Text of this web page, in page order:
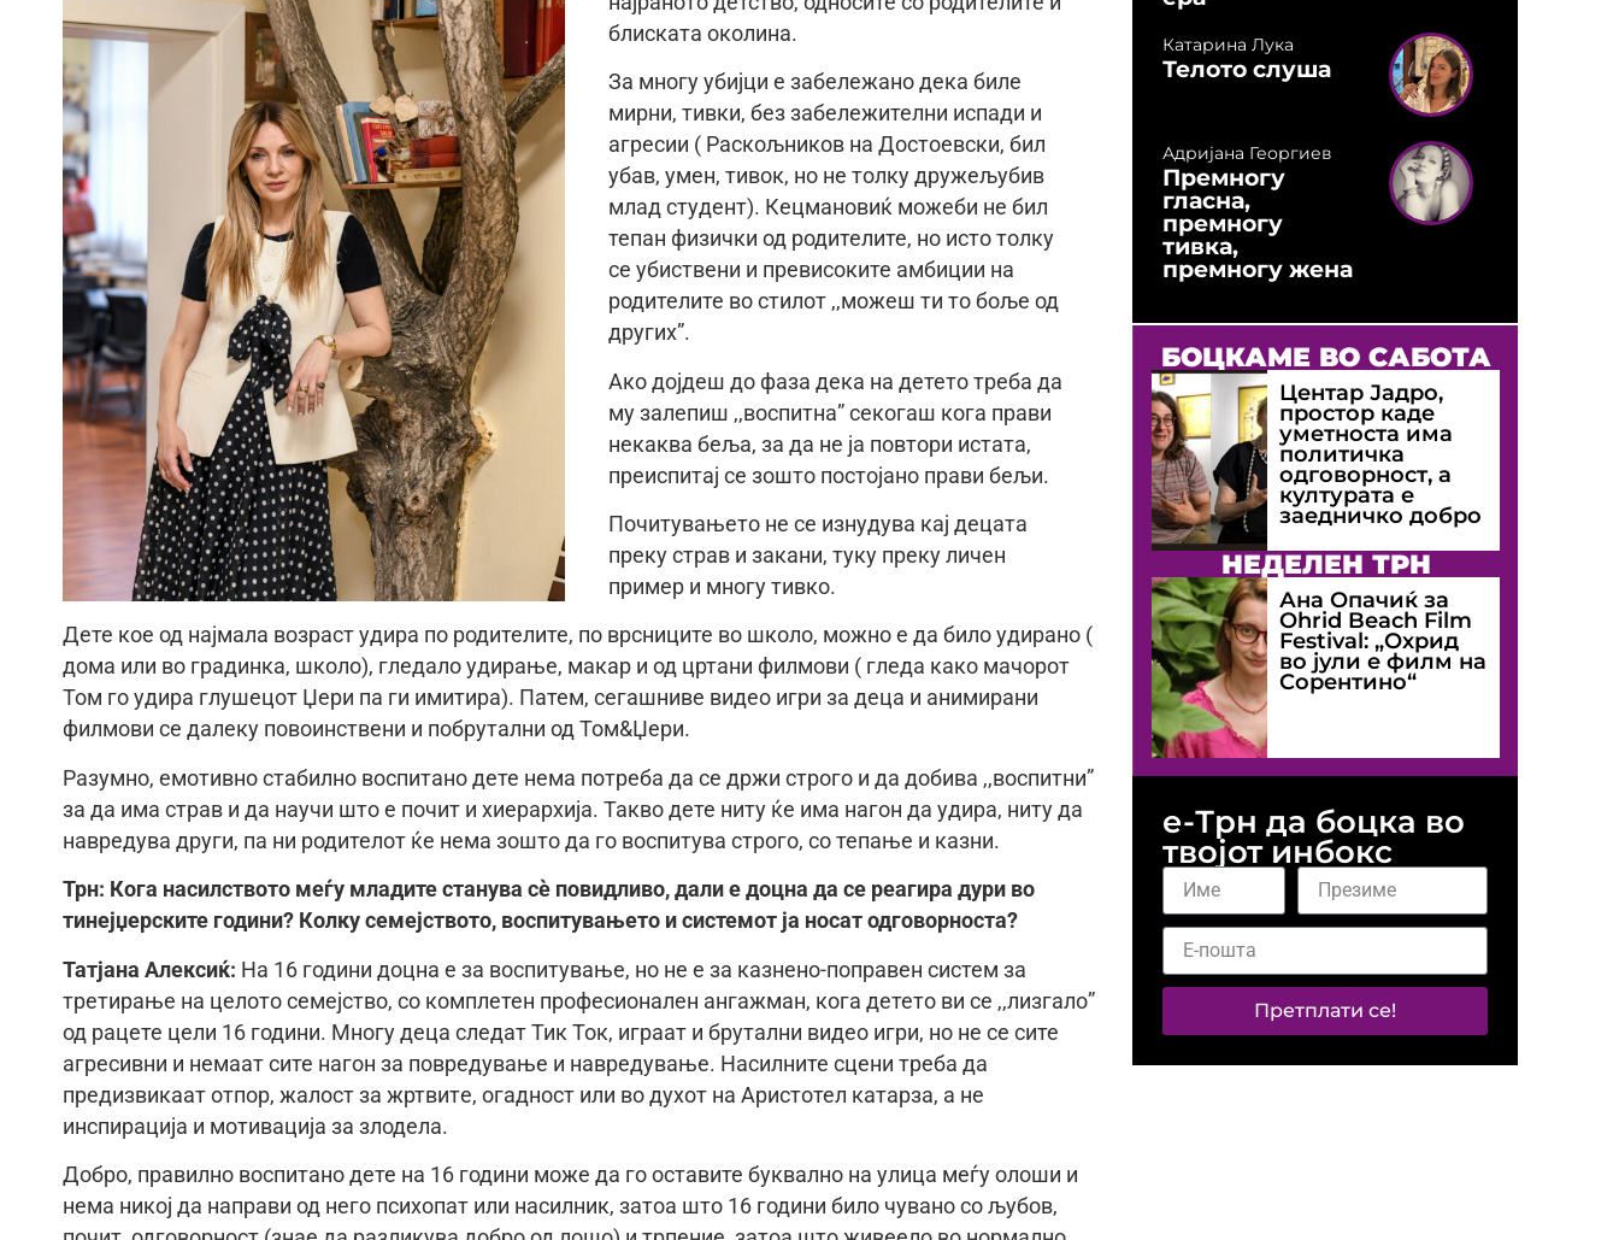
блиската околина.
За многу убијци е забележано дека биле
мирни, тивки, без забележителни испади и
агресии ( Раскољников на Достоевски, бил
убав, умен, тивок, но не толку дружељубив
млад студент). Кецмановиќ можеби не бил
тепан физички од родителите, но исто толку
се убиствени и превисоките амбиции на
родителите во стилот ,,можеш ти то боље од
других”.
Ако дојдеш до фаза дека на детето треба да
му залепиш ,,воспитна” секогаш кога прави
некаква беља, за да не ја повтори истата,
преиспитај се зошто постојано прави бељи.
Почитувањето не се изнудува кај децата
преку страв и закани, туку преку личен
пример и многу тивко.
Дете кое од најмала возраст удира по родителите, по врсниците во школо, можно е да било удирано (
дома или во градинка, школо), гледало удирање, макар и од цртани филмови ( гледа како мачорот
Том го удира глушецот Џери па ги имитира). Патем, сегашниве видео игри за деца и анимирани
филмови се далеку повоинствени и побрутални од Том&Џери.
Разумно, емотивно стабилно воспитано дете нема потреба да се држи строго и да добива ,,воспитни”
за да има страв и да научи што е почит и хиерархија. Такво дете ниту ќе има нагон да удира, ниту да
навредува други, па ни родителот ќе нема зошто да го воспитува строго, со тепање и казни.
Трн: Кога насилството меѓу младите станува сè повидливо, дали е доцна да се реагира дури во
тинејџерските години? Колку семејството, воспитувањето и системот ја носат одговорноста?
Татјана Алексиќ: На 16 години доцна е за воспитување, но не е за казнено-поправен систем за
третирање на целото семејство, со комплетен професионален ангажман, кога детето ви се ,,лизгало”
од рацете цели 16 години. Многу деца следат Тик Ток, играат и брутални видео игри, но не се сите
агресивни и немаат сите нагон за повредување и навредување. Насилните сцени треба да
предизвикаат отпор, жалост за жртвитe, огадност или во духот на Аристотел катарза, а не
инспирација и мотивација за злодела.
Добро, правилно воспитано дете на 16 години може да го оставите буквално на улица меѓу олоши и
нема никој да направи од него психопат или насилник, затоа што 16 години било чувано со љубов,
Катарина Лука
Телото слуша
Адријана Георгиев
Премногу
гласна,
премногу
тивка,
премногу жена
БОЦКАМЕ ВО САБОТА
Центар Јадро,
простор каде
уметноста има
политичка
одговорност, а
културата е
заедничко добро
НЕДЕЛЕН ТРН
Ана Опачиќ за
Оhrid Beach Film
Festival: „Охрид
во јули е филм на
Сорентино“
е-Трн да боцка во
твојот инбокс
Претплати се!